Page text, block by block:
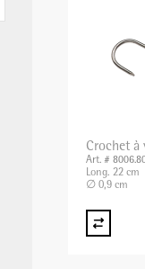
Crochet à
Art. #
Long. 22 cm
∅ 0,9 cm